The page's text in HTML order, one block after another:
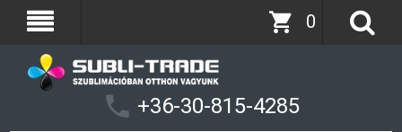
+36-30-815-4285
0